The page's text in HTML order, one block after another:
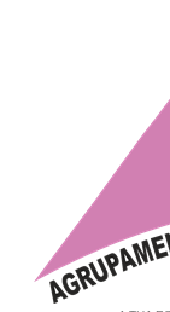
Unidades
Documentos
Associação
Equipa de
Notícias